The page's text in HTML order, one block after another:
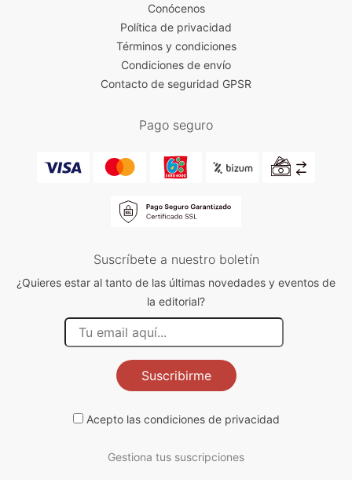
Conócenos
Política de privacidad
Términos y condiciones
Condiciones de envío
Contacto de seguridad GPSR
Pago seguro
Suscríbete a nuestro boletín
¿Quieres estar al tanto de las últimas novedades y eventos de
la editorial?
Suscribirme
Acepto las condiciones de privacidad
Gestiona tus suscripciones